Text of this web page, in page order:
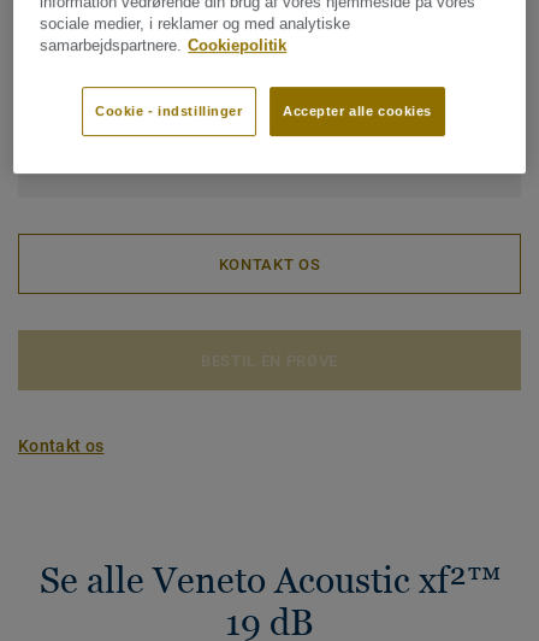
produkter)
-1.15 kg CO2 /m2
KONTAKT OS
Kontakt os
Se alle Veneto Acoustic xf²™
19 dB
sociale medier, i reklamer og med analytiske
samarbejdspartnere. Cookiepolitik
Accepter alle cookies
Cookie - indstillinger